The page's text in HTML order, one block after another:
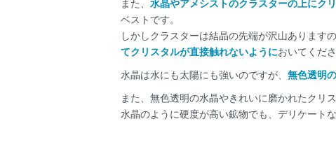
また、 水晶やアメシストのクラスターの上にク
ベストです。
しかしクラスターは結晶の先端が沢山あります
てクリスタルが直接触れないようにおいてくだ
水晶は水にも太陽にも強いのですが、 無色透明
また、無色透明の水晶やきれいに磨かれたクリス
水晶のように硬度が高い鉱物でも、デリケート